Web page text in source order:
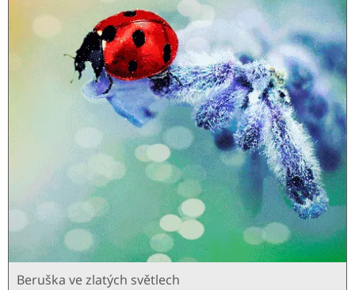
Beruška ve zlatých světlech